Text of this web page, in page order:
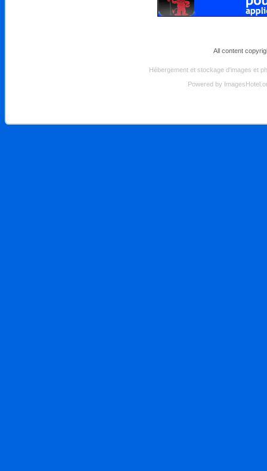
All content
Hébergement et stockage d'images et
Powered by